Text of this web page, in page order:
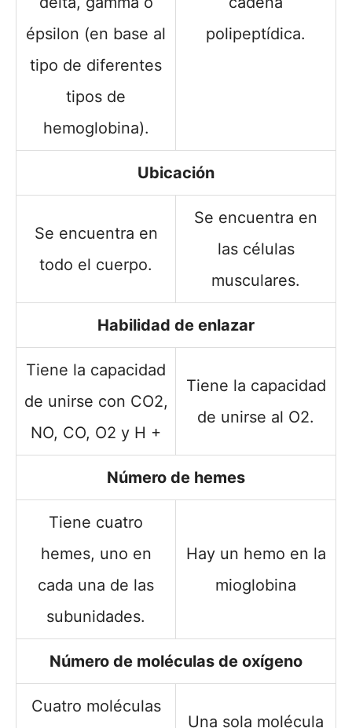
épsilon (en base al
tipo de diferentes
tipos de
hemoglobina).
polipeptídica.
Ubicación
Se encuentra en
todo el cuerpo.
Se encuentra en
las células
musculares.
Habilidad de enlazar
Tiene la capacidad
de unirse con CO2,
NO, CO, O2 y H +
Tiene la capacidad
de unirse al O2.
Número de hemes
Tiene cuatro
hemes, uno en
cada una de las
subunidades.
Hay un hemo en la
mioglobina
Número de moléculas de oxígeno
Cuatro moléculas
Una sola molécula